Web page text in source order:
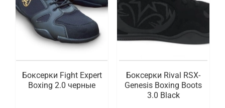
Боксерки Fight Expert
Boxing 2.0 черные
Боксерки Rival RSX-
Genesis Boxing Boots
3.0 Black